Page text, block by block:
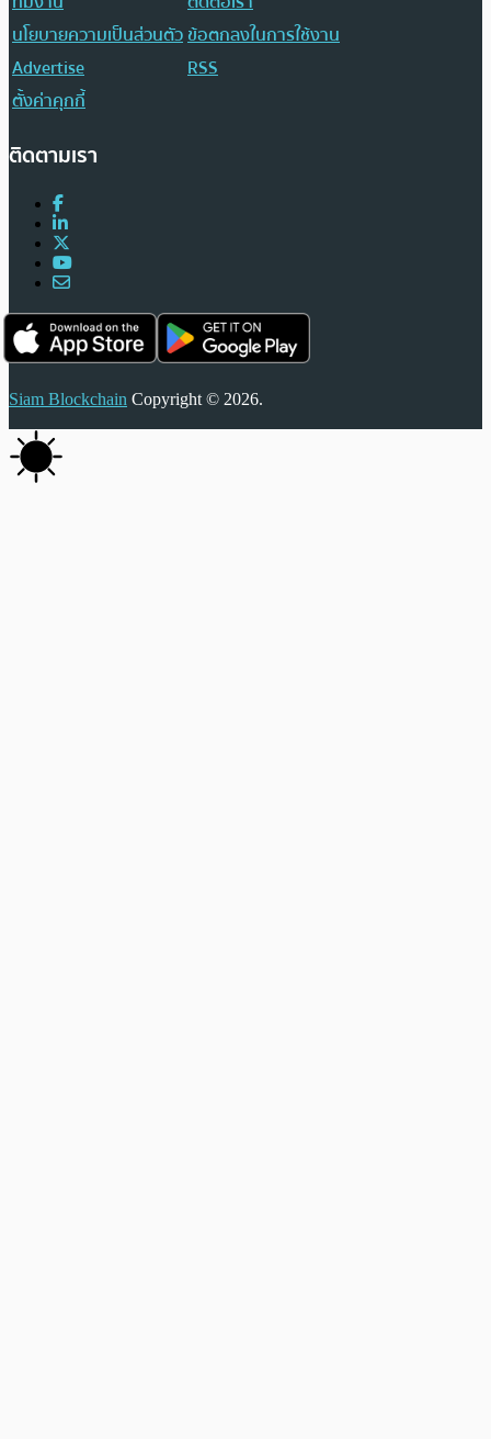
นโยบายความเป็นส่วนตัวข้อตกลงในการใช้งาน
Advertise
RSS
ตั้งค่าคุกกี้
ติดตามเรา
Siam Blockchain Copyright © 2026.